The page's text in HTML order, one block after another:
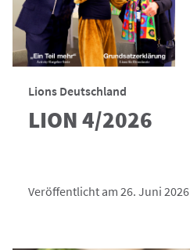
Lions Deutschland
LION 4/2026
Veröffentlicht am 26. Juni 2026